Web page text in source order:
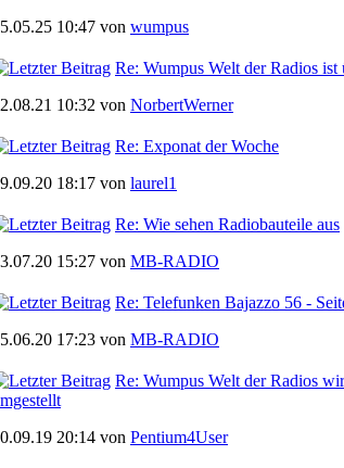
10:47 von wumpus
Re: Wumpus Welt der Radios ist
10:32 von NorbertWerner
Re: Exponat der Woche
18:17 von laurel1
Re: Wie sehen Radiobauteile aus
15:27 von MB-RADIO
Re: Telefunken Bajazzo 56 -
17:23 von MB-RADIO
Re: Wumpus Welt der Radios
20:14 von Pentium4User